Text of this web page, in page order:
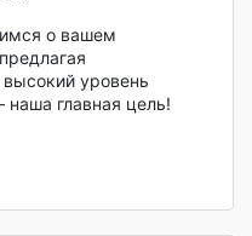
о вашем
уровень
главная цель!